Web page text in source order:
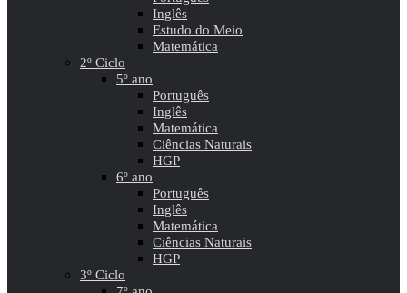
Inglês
Estudo do Meio
Matemática
2º Ciclo
5º ano
Português
Inglês
Matemática
Ciências Naturais
HGP
6º ano
Português
Inglês
Matemática
Ciências Naturais
HGP
3º Ciclo